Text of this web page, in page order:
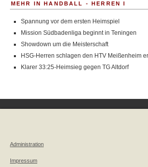
MEHR IN HANDBALL - HERREN I
Spannung vor dem ersten Heimspiel
Mission Südbadenliga beginnt in Teningen
Showdown um die Meisterschaft
HSG-Herren schlagen den HTV Meißenheim
Klarer 33:25-Heimsieg gegen TG Altdorf
Administration
Impressum